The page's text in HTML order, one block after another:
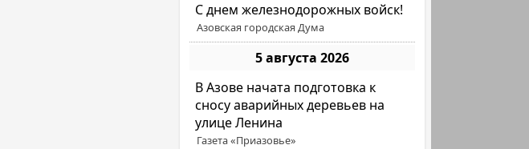
С днем железнодорожных войск!
Азовская городская Дума
5 августа 2026
В Азове начата подготовка к
сносу аварийных деревьев на
улице Ленина
Газета «Приазовье»